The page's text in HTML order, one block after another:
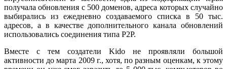
получала обновления с 500 доменов, адреса которых случайно
выбирались из ежедневно создаваемого списка в 50 тыс.
адресов, а в качестве дополнительного канала обновлений
использовались соединения типа P2P.
Вместе с тем создатели Kido не проявляли большой
активности до марта 2009 г., хотя, по разным оценкам, к этому